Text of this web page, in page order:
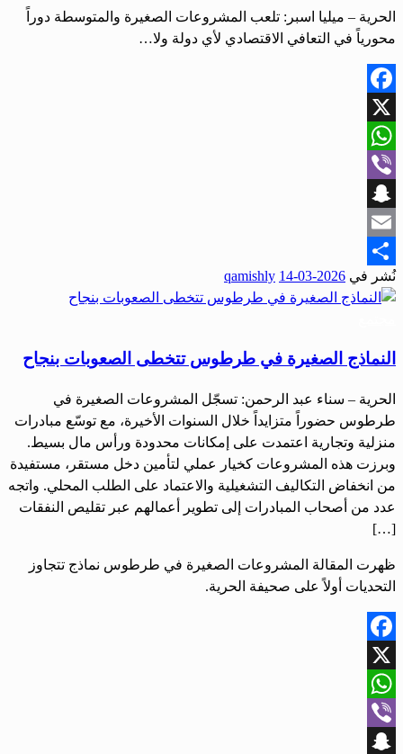
الحرية – ميليا اسبر: تلعب المشروعات الصغيرة والمتوسطة دوراً
محورياً في التعافي الاقتصادي لأي دولة ولا…
Facebook
X
WhatsApp
Viber
Snapchat
Email
Share
نُشر في 2026-03-14
qamishly
النماذج الصغيرة في طرطوس تتخطى الصعوبات بنجاح
الحرية – سناء عبد الرحمن: تسجّل المشروعات الصغيرة في
طرطوس حضوراً متزايداً خلال السنوات الأخيرة، مع توسّع مبادرات
منزلية وتجارية اعتمدت على إمكانات محدودة ورأس مال بسيط.
وبرزت هذه المشروعات كخيار عملي لتأمين دخل مستقر، مستفيدة
من انخفاض التكاليف التشغيلية والاعتماد على الطلب المحلي. واتجه
عدد من أصحاب المبادرات إلى تطوير أعمالهم عبر تقليص النفقات
[…]
ظهرت المقالة المشروعات الصغيرة في طرطوس نماذج تتجاوز
التحديات أولاً على صحيفة الحرية.
Facebook
X
WhatsApp
Viber